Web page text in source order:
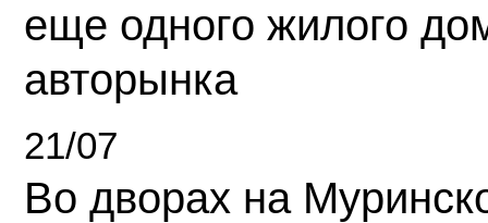
еще одного жилого
авторынка
21/07
Во дворах на